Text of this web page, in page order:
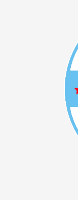
Bình lọ hoa sứ
Bình hút lộc
Bình rượu -
Cốc sứ - ly tách
Chum rượu -
Đĩa sứ lưu
Khay đựng mứt
Chính Sách
Chính Sách
Chính Sách
Phương Thức